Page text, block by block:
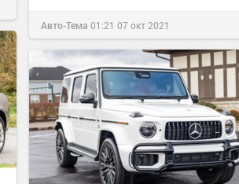
Авто-Тема 01:21 07 окт 2021